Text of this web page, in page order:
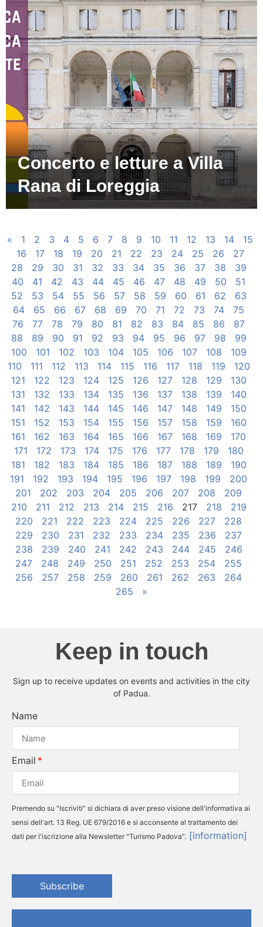
Concerto e letture a Villa
Rana di Loreggia
« 1 2 3 4 5 6 7 8 9 10 11 12 13 14
15
16
17 18 19 20 21 22 23 24 25 26
27
28
29 30 31 32 33 34 35 36 37 38
39
40
41 42 43 44 45 46 47 48 49 50
51
52
53 54 55 56 57 58 59 60 61 62
63
64
65 66 67 68 69 70 71 72 73 74
75
76
77 78 79 80 81 82 83 84 85 86
87
88
89 90 91 92 93 94 95 96 97 98
99
100
101 102 103 104 105 106 107 108
109
110
111 112 113 114 115 116 117 118 119
120
121
122 123 124 125 126 127 128 129
130
131
132 133 134 135 136 137 138 139
140
141
142 143 144 145 146 147 148 149
150
151
152 153 154 155 156 157 158 159
160
161
162 163 164 165 166 167 168 169
170
171
172 173 174 175 176 177 178 179
180
181
182 183 184 185 186 187 188 189
190
191
192 193 194 195 196 197 198 199
200
201
202 203 204 205 206 207 208
209
210
211 212 213 214 215 216 217 218
219
220
221 222 223 224 225 226 227
228
229
230 231 232 233 234 235 236
237
238
239 240 241 242 243 244 245
246
247
248 249 250 251 252 253 254
255
256
257 258 259 260 261 262 263
264
265
»
Keep in touch
Sign up to receive updates on events and activities in the city
of Padua.
Name
Email
Premendo su "Iscriviti" si dichiara di aver preso visione dell'informativa ai
sensi dell'art. 13 Reg. UE 679/2016 e si acconsente al trattamento dei
dati per l'iscrizione alla Newsletter "Turismo Padova". [information]
Subscribe